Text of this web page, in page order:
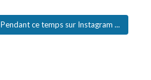
Pendant ce temps sur Instagram ...